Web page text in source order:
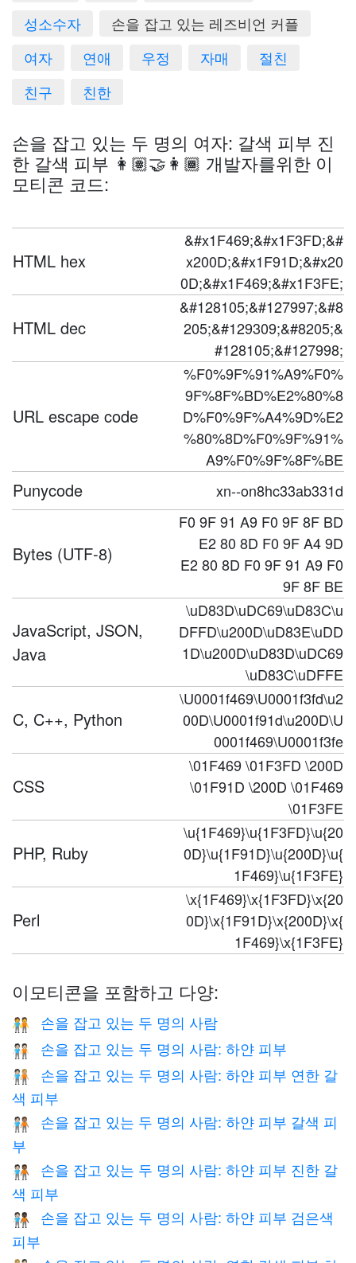
성소수자
손을 잡고 있는 레즈비언 커플
여자
연애 우정 자매
절친
친구
친한
손을 잡고 있는 두 명의 여자: 갈색 피부 진
한 갈색 피부 👩🏽‍🤝‍👩🏾 개발자를위한 이
모티콘 코드:
HTML hex
&#x1F469;&#x1F3FD;&#
x200D;&#x1F91D;&#x20
0D;&#x1F469;&#x1F3FE;
HTML dec
&#128105;&#127997;&#8
205;&#129309;&#8205;&
#128105;&#127998;
URL escape code
%F0%9F%91%A9%F0%
9F%8F%BD%E2%80%8
D%F0%9F%A4%9D%E2
%80%8D%F0%9F%91%
A9%F0%9F%8F%BE
Punycode xn--on8hc33ab331d
Bytes (UTF-8)
F0 9F 91 A9 F0 9F 8F BD
E2 80 8D F0 9F A4 9D
E2 80 8D F0 9F 91 A9 F0
9F 8F BE
JavaScript, JSON,
Java
\uD83D\uDC69\uD83C\u
DFFD\u200D\uD83E\uDD
1D\u200D\uD83D\uDC69
\uD83C\uDFFE
C, C++, Python
\U0001f469\U0001f3fd\u2
00D\U0001f91d\u200D\U
0001f469\U0001f3fe
CSS
\01F469 \01F3FD \200D
\01F91D \200D \01F469
\01F3FE
PHP, Ruby
\u{1F469}\u{1F3FD}\u{20
0D}\u{1F91D}\u{200D}\u{
1F469}\u{1F3FE}
Perl
\x{1F469}\x{1F3FD}\x{20
0D}\x{1F91D}\x{200D}\x{
1F469}\x{1F3FE}
이모티콘을 포함하고 다양:
🧑‍🤝‍🧑 손을 잡고 있는 두 명의 사람
🧑🏻‍🤝‍🧑🏻 손을 잡고 있는 두 명의 사람: 하얀 피부
🧑🏻‍🤝‍🧑🏼
손을 잡고 있는 두 명의 사람: 하얀 피부 연한 갈
색 피부
🧑🏻‍🤝‍🧑🏽
손을 잡고 있는 두 명의 사람: 하얀 피부 갈색 피
부
🧑🏻‍🤝‍🧑🏾
손을 잡고 있는 두 명의 사람: 하얀 피부 진한 갈
색 피부
🧑🏻‍🤝‍🧑🏿
손을 잡고 있는 두 명의 사람: 하얀 피부 검은색
피부